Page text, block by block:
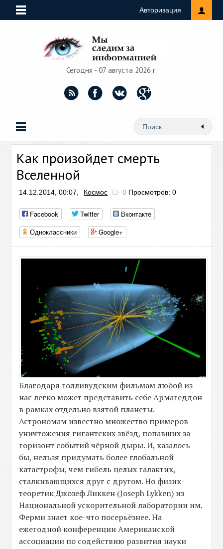
Авторизация
Сегодня - 07 августа 2026 г
Как произойдет смерть
Вселенной
14.12.2014, 00:07, Космос 0 Просмотров: 0
Facebook Twitter
Вконтакте
Одноклассники
Google+
Благодаря голливудским фильмам любой из
нас легко может представить себе Армагеддон
в рамках отдельно взятой планеты.
Астрономам известно множество примеров
уничтожения гигантских звёзд, попавших за
горизонт событий чёрной дыры. И, казалось
бы, нельзя придумать более глобальной
катастрофы, чем гибель целых галактик,
сталкивающихся друг с другом. Но физик-
теоретик Джозеф Ликкен (Joseph Lykken) из
Национальной ускорительной лаборатории им.
Ферми знает кое-что посерьёзнее. На
ежегодной конференции Американской
ассоциации по содействию развития науки